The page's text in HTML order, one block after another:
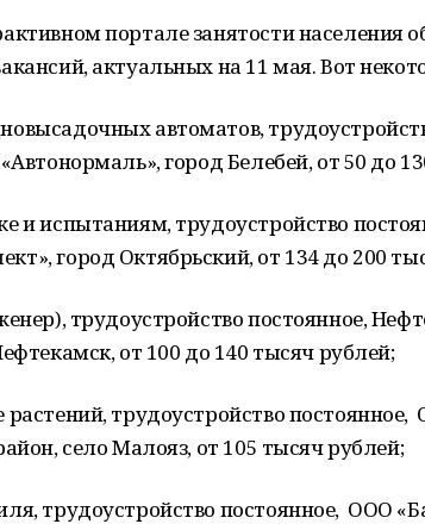
портале занятости населения
актуальных на 11 мая. Вот
автоматов,
город Белебей, от 50 до
и испытаниям, трудоустройство
город Октябрьский, от 134 до 200
трудоустройство постоянное,
от 100 до 140 тысяч рублей;
трудоустройство
село Малояз, от 105 тысяч рублей;
трудоустройство постоянное, ООО